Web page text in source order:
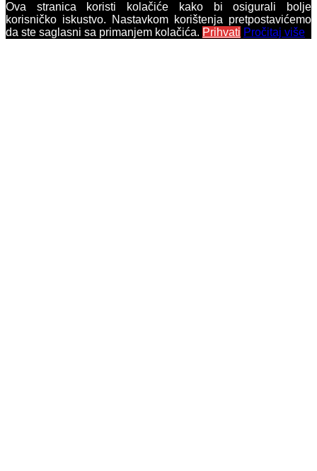
Ova stranica koristi kolačiće kako bi osigurali bolje
korisničko iskustvo. Nastavkom korištenja pretpostavićemo
da ste saglasni sa primanjem kolačića. Prihvati Pročitaj više